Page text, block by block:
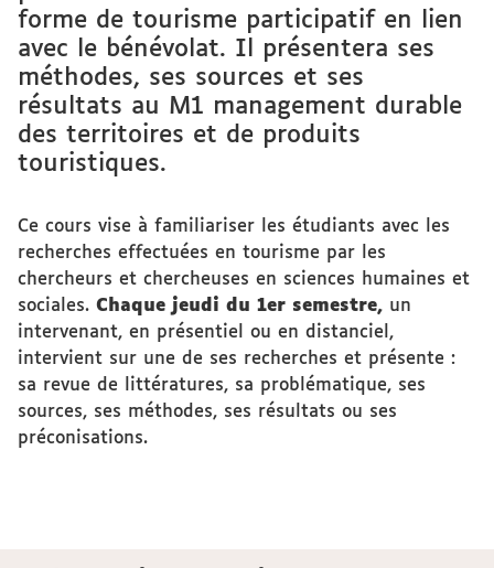
forme de tourisme participatif en lien
avec le bénévolat. Il présentera ses
méthodes, ses sources et ses
résultats au M1 management durable
des territoires et de produits
touristiques.
Ce cours vise à familiariser les étudiants avec les
recherches effectuées en tourisme par les
chercheurs et chercheuses en sciences humaines et
sociales. Chaque jeudi du 1er semestre, un
intervenant, en présentiel ou en distanciel,
intervient sur une de ses recherches et présente :
sa revue de littératures, sa problématique, ses
sources, ses méthodes, ses résultats ou ses
préconisations.